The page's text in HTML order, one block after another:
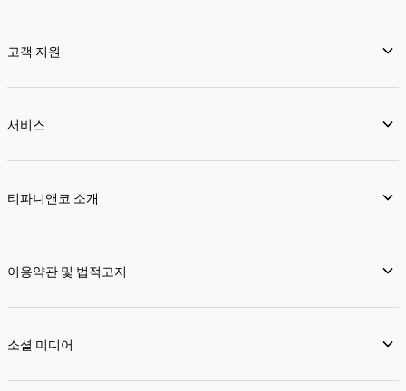
고객 지원
서비스
티파니앤코 소개
이용약관 및 법적고지
소셜 미디어